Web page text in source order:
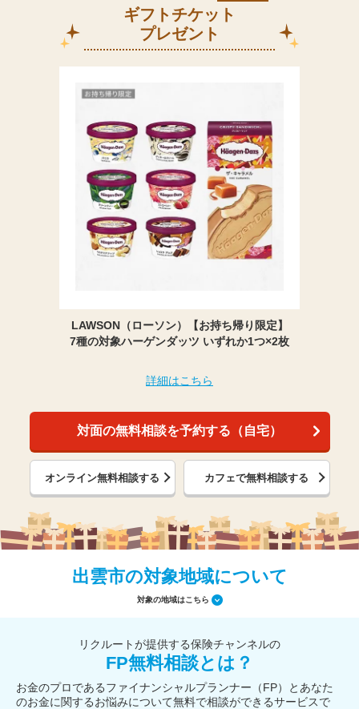
ギフトチケット
プレゼント
LAWSON（ローソン）【お持ち帰り限定】
7種の対象ハーゲンダッツ いずれか1つ×2枚
詳細はこちら
対面の無料相談を予約する（自宅）
オンライン無料相談する カフェで無料相談する
出雲市の対象地域について
対象の地域はこちら
リクルートが提供する保険チャンネルの
FP無料相談とは？
お金のプロであるファイナンシャルプランナー（FP）とあなた
のお金に関するお悩みについて無料で相談ができるサービスで